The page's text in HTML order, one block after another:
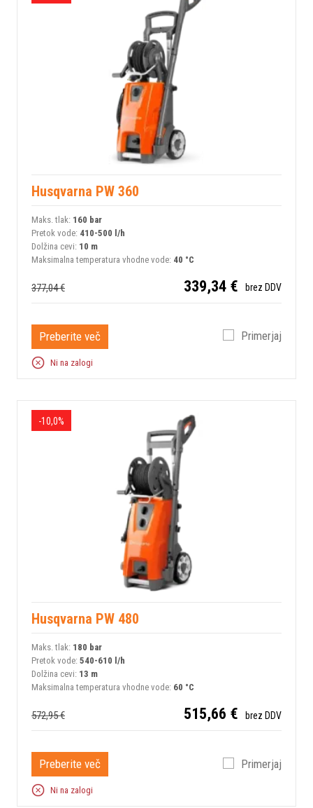
Husqvarna PW 360
Maks. tlak: 160 bar
Pretok vode: 410-500 l/h
Dolžina cevi: 10 m
Maksimalna temperatura vhodne vode: 40 °C
377,04 € 339,34 € brez DDV
Preberite več Primerjaj
Ni na zalogi
-10,0%
Husqvarna PW 480
Maks. tlak: 180 bar
Pretok vode: 540-610 l/h
Dolžina cevi: 13 m
Maksimalna temperatura vhodne vode: 60 °C
572,95 € 515,66 € brez DDV
Preberite več Primerjaj
Ni na zalogi